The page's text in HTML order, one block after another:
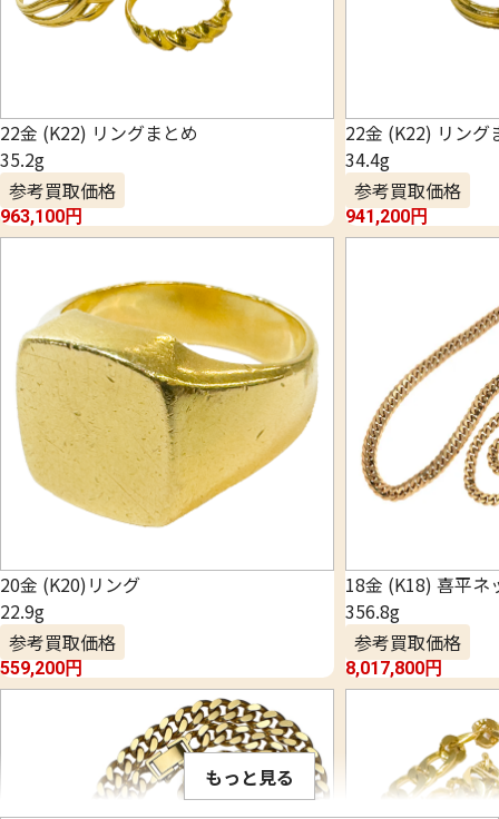
22金 (K22) リングまとめ
35.2g
参考買取価格
963,100円
22金 (K22) リング
34.4g
参考買取価格
941,200円
20金 (K20)リング
22.9g
参考買取価格
559,200円
18金 (K18) 喜平ネ
356.8g
参考買取価格
8,017,800円
もっと見る